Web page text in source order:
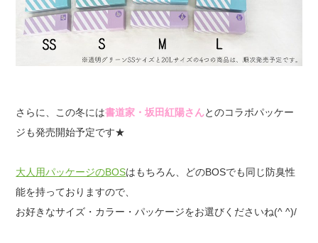
さらに、この冬には書道家・坂田紅陽さんとのコラボパッケー
ジも発売開始予定です★
大人用パッケージのBOSはもちろん、どのBOSでも同じ防臭性
能を持っておりますので、
お好きなサイズ・カラー・パッケージをお選びくださいね(^ ^)/